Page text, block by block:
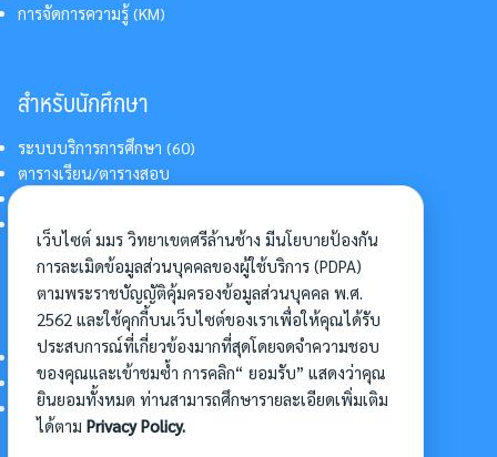
การจัดการความรู้ (KM)
สำหรับนักศึกษา
ระบบบริการการศึกษา (60)
ตารางเรียน/ตารางสอบ
การแต่งกายนักศึกษา
อื่นๆ
การเข้าศึกษาต่อ
ดาวน์โหลดแบบฟอร์ม
การบริหารจัดการโครงการ
เว็บไซต์ มมร วิทยาเขตศรีล้านช้าง มีนโยบายป้องกัน
การละเมิดข้อมูลส่วนบุคคลของผู้ใช้บริการ (PDPA)
ตามพระราชบัญญัติคุ้มครองข้อมูลส่วนบุคคล พ.ศ.
2562 และใช้คุกกี้บนเว็บไซต์ของเราเพื่อให้คุณได้รับ
ประสบการณ์ที่เกี่ยวข้องมากที่สุดโดยจดจำความชอบ
ของคุณและเข้าชมซ้ำ การคลิก“ ยอมรับ” แสดงว่าคุณ
ยินยอมทั้งหมด ท่านสามารถศึกษารายละเอียดเพิ่มเติม
ได้ตาม Privacy Policy.